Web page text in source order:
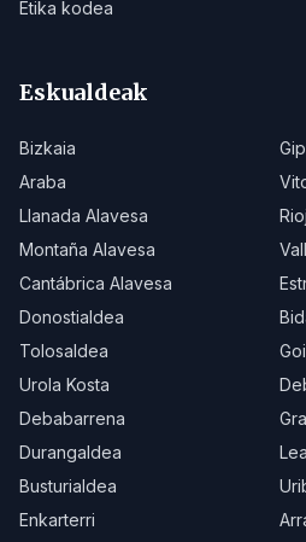
Etika kodea
Eskualdeak
Bizkaia
Araba
Llanada Alavesa
Montaña Alavesa
Cantábrica Alavesa
Donostialdea
Tolosaldea
Urola Kosta
Debabarrena
Durangaldea
Busturialdea
Enkarterri